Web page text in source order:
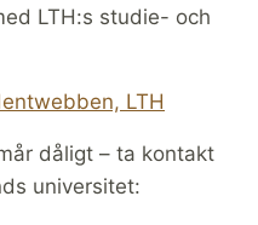
LTH:s studie- och
LTH
dåligt – ta kontakt
universitet: